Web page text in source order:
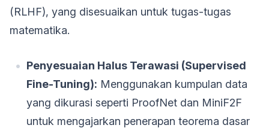
(RLHF), yang disesuaikan untuk tugas-tugas
matematika.
Penyesuaian Halus Terawasi (Supervised
Fine-Tuning): Menggunakan kumpulan data
yang dikurasi seperti ProofNet dan MiniF2F
untuk mengajarkan penerapan teorema dasar